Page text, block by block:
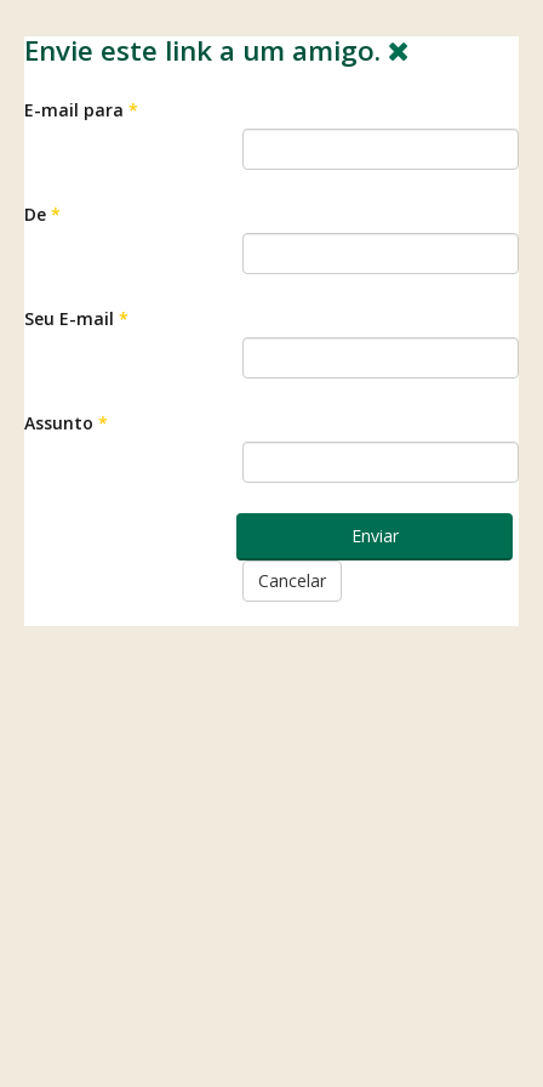
Envie este link a um amigo.
E-mail para *
De *
Seu E-mail *
Assunto *
Enviar
Cancelar